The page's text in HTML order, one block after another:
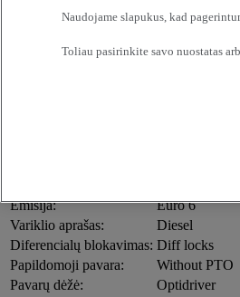
Kabinos įranga:
Air condition automatic
Central locking
Heated mirrors
Emisija:
Euro 6
Variklio aprašas:
Diesel
Diferencialų blokavimas: Diff locks
Papildomoji pavara:
Without PTO
Pavarų dėžė:
Optidriver
Naudojame slapukus, kad
Toliau pasirinkite savo nuostatas